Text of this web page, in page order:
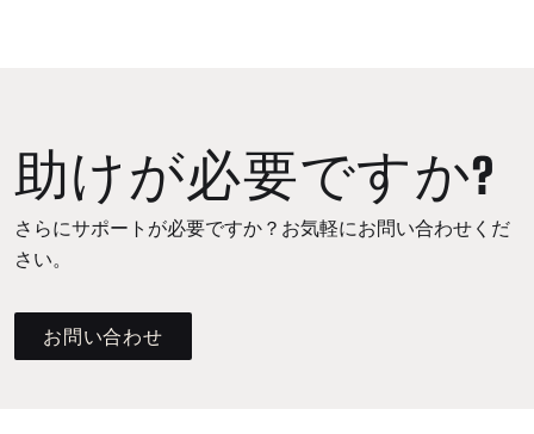
助けが必要ですか?
さらにサポートが必要ですか？お気軽にお問い合わせくだ
さい。
お問い合わせ